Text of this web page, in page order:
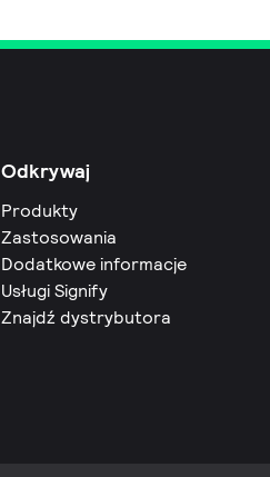
Odkrywaj
Produkty
Zastosowania
Dodatkowe informacje
Usługi Signify
Znajdź dystrybutora